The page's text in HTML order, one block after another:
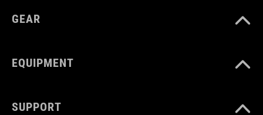
GEAR
EQUIPMENT
SUPPORT